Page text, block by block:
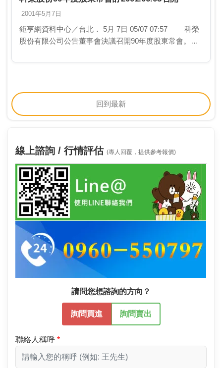
2001年5月7日
鉅亨網資料中心／台北． 5月 7日 05/07 07:57 科榮
股份有限公司公告董事會決議召開90年度股東常會。相
回到最新
線上諮詢 / 行情評估 (專人回覆，提供參考報價)
請問您想諮詢的方向？
詢問買進 詢問賣出
聯絡人稱呼